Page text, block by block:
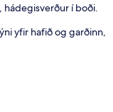
hádegisverður í boði.
yfir hafið og garðinn,